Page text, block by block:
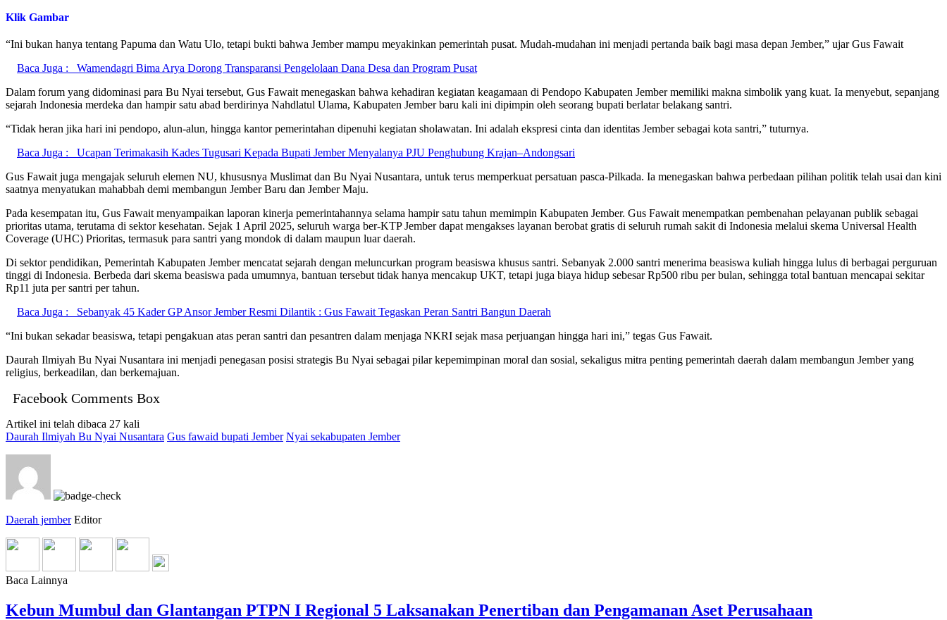
Klik Gambar
“Ini bukan hanya tentang Papuma dan Watu Ulo, tetapi bukti bahwa Jember mampu meyakinkan pemerintah pusat. Mudah-mudahan ini menjadi pertanda baik bagi masa depan Jember,” ujar Gus Fawait
Baca Juga :
Wamendagri Bima Arya Dorong Transparansi Pengelolaan Dana Desa dan Program Pusat
Dalam forum yang didominasi para Bu Nyai tersebut, Gus Fawait menegaskan bahwa kehadiran kegiatan keagamaan di Pendopo Kabupaten Jember memiliki makna simbolik yang kuat. Ia menyebut, sepanjang
sejarah Indonesia merdeka dan hampir satu abad berdirinya Nahdlatul Ulama, Kabupaten Jember baru kali ini dipimpin oleh seorang bupati berlatar belakang santri.
“Tidak heran jika hari ini pendopo, alun-alun, hingga kantor pemerintahan dipenuhi kegiatan sholawatan. Ini adalah ekspresi cinta dan identitas Jember sebagai kota santri,” tuturnya.
Baca Juga :
Ucapan Terimakasih Kades Tugusari Kepada Bupati Jember Menyalanya PJU Penghubung Krajan–Andongsari
Gus Fawait juga mengajak seluruh elemen NU, khususnya Muslimat dan Bu Nyai Nusantara, untuk terus memperkuat persatuan pasca-Pilkada. Ia menegaskan bahwa perbedaan pilihan politik telah usai dan kini
saatnya menyatukan mahabbah demi membangun Jember Baru dan Jember Maju.
Pada kesempatan itu, Gus Fawait menyampaikan laporan kinerja pemerintahannya selama hampir satu tahun memimpin Kabupaten Jember. Gus Fawait menempatkan pembenahan pelayanan publik sebagai
prioritas utama, terutama di sektor kesehatan. Sejak 1 April 2025, seluruh warga ber-KTP Jember dapat mengakses layanan berobat gratis di seluruh rumah sakit di Indonesia melalui skema Universal Health
Coverage (UHC) Prioritas, termasuk para santri yang mondok di dalam maupun luar daerah.
Di sektor pendidikan, Pemerintah Kabupaten Jember mencatat sejarah dengan meluncurkan program beasiswa khusus santri. Sebanyak 2.000 santri menerima beasiswa kuliah hingga lulus di berbagai perguruan
tinggi di Indonesia. Berbeda dari skema beasiswa pada umumnya, bantuan tersebut tidak hanya mencakup UKT, tetapi juga biaya hidup sebesar Rp500 ribu per bulan, sehingga total bantuan mencapai sekitar
Rp11 juta per santri per tahun.
Baca Juga :
Sebanyak 45 Kader GP Ansor Jember Resmi Dilantik : Gus Fawait Tegaskan Peran Santri Bangun Daerah
“Ini bukan sekadar beasiswa, tetapi pengakuan atas peran santri dan pesantren dalam menjaga NKRI sejak masa perjuangan hingga hari ini,” tegas Gus Fawait.
Daurah Ilmiyah Bu Nyai Nusantara ini menjadi penegasan posisi strategis Bu Nyai sebagai pilar kepemimpinan moral dan sosial, sekaligus mitra penting pemerintah daerah dalam membangun Jember yang
religius, berkeadilan, dan berkemajuan.
Facebook Comments Box
Artikel ini telah dibaca 27 kali
Daurah Ilmiyah Bu Nyai Nusantara Gus fawaid bupati Jember Nyai sekabupaten Jember
Daerah jember Editor
Baca Lainnya
Kebun Mumbul dan Glantangan PTPN I Regional 5 Laksanakan Penertiban dan Pengamanan Aset Perusahaan